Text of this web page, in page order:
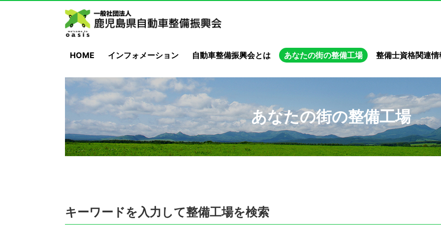
HOME インフォメーション 自動車整備振興会とは あなたの街の整備工場 整備士資格関連情
あなたの街の整備工場
キーワードを入力して整備工場を検索